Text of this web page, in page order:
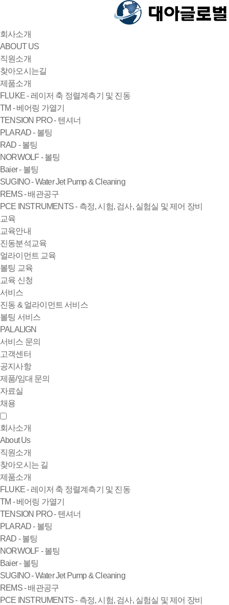
회사소개
ABOUT US
직원소개
찾아오시는길
제품소개
FLUKE - 레이저 축 정렬계측기 및 진동
TM - 베어링 가열기
TENSION PRO - 텐셔너
PLARAD - 볼팅
RAD - 볼팅
NORWOLF - 볼팅
Baier - 볼팅
SUGINO - Water Jet Pump & Cleaning
REMS - 배관공구
PCE INSTRUMENTS - 측정, 시험, 검사, 실험실 및 제어 장비
교육
교육안내
진동분석교육
얼라이먼트 교육
볼팅 교육
교육 신청
서비스
진동 & 얼라이먼트 서비스
볼팅 서비스
PALALIGN
서비스 문의
고객센터
공지사항
제품/임대 문의
자료실
채용
회사소개
About Us
직원소개
찾아오시는 길
제품소개
FLUKE - 레이저 축 정렬계측기 및 진동
TM - 베어링 가열기
TENSION PRO - 텐셔너
PLARAD - 볼팅
RAD - 볼팅
NORWOLF - 볼팅
Baier - 볼팅
SUGINO - Water Jet Pump & Cleaning
REMS - 배관공구
PCE INSTRUMENTS - 측정, 시험, 검사, 실험실 및 제어 장비